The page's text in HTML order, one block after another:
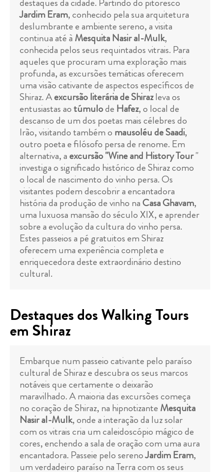
Jardim Eram, conhecido pela sua arquitetura
deslumbrante e ambiente sereno, a visita
continua até à Mesquita Nasir al-Mulk,
conhecida pelos seus requintados vitrais. Para
aqueles que procuram uma exploração mais
profunda, as excursões temáticas oferecem
uma visão cativante de aspectos específicos de
Shiraz. Aexcursão literária de Shirazleva os
entusiastas aotúmulode Hafez, o local de
descanso de um dos poetas mais célebres do
Irão, visitando também o mausoléu de Saadi,
outro poeta e filósofo persa de renome. Em
alternativa, aexcursão "Wine and History Tour"
investiga o significado histórico de Shiraz como
o local de nascimento do vinho persa. Os
visitantes podem descobrir a encantadora
história da produção de vinho naCasa Ghavam,
uma luxuosa mansão do século XIX, e aprender
sobre a evolução da cultura do vinho persa.
Estes passeios a pé gratuitos em Shiraz
oferecem uma experiência completa e
enriquecedora deste extraordinário destino
cultural.
Destaques dos Walking Tours
em Shiraz
Embarque num passeio cativante pelo paraíso
cultural de Shiraz e descubra os seus marcos
notáveis que certamente o deixarão
maravilhado. A maioria das excursões começa
no coração de Shiraz, na hipnotizante Mesquita
Nasir al-Mulk, onde a interação da luz solar
com os vitrais cria um caleidoscópio mágico de
cores, enchendo a sala de oração com uma aura
encantadora. Passeie pelo serenoJardim Eram,
um verdadeiro paraíso na Terra com os seus